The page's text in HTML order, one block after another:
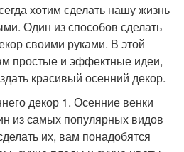
хотим сделать нашу жизнь
Один из способов сделать
своими руками. В этой
простые и эффектные идеи,
красивый осенний декор.
декор 1. Осенние венки
из самых популярных видов
их, вам понадобятся